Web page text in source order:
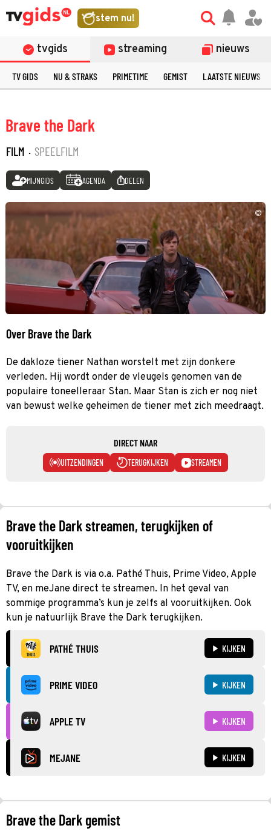
stem nu!
tvgids streaming nieuws
TV GIDS NU & STRAKS PRIMETIME GEMIST LAATSTE NIEUWS
Brave the Dark
FILM · SPEELFILM
MIJNGIDS AGENDA DELEN
©
Over Brave the Dark
De dakloze tiener Nathan worstelt met zijn donkere
verleden. Hij wordt onder de vleugels genomen van de
populaire toneelleraar Stan. Maar Stan is zich er nog niet
van bewust welke geheimen de tiener met zich meedraagt.
DIRECT NAAR
UITZENDINGEN TERUGKIJKEN STREAMEN
Brave the Dark streamen, terugkijken of
vooruitkijken
Brave the Dark is via o.a. Pathé Thuis, Prime Video, Apple
TV, en meJane direct te streamen. In het geval van
sommige programma’s kun je zelfs al vooruitkijken. Ook
kun je natuurlijk Brave the Dark terugkijken.
PATHÉ THUIS KIJKEN
PRIME VIDEO KIJKEN
APPLE TV KIJKEN
MEJANE KIJKEN
Brave the Dark gemist